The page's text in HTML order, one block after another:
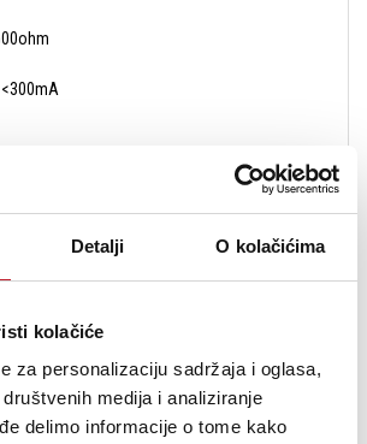
Detalji O kolačićima
kolačiće
za personalizaciju sadržaja i oglasa,
medija i analiziranje
delimo informacije o tome kako
battery): 4.2V